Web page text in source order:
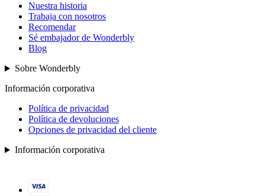
Nuestra historia
Trabaja con nosotros
Recomendar
Sé embajador de Wonderbly
Blog
Sobre Wonderbly
Información corporativa
Política de privacidad
Política de devoluciones
Opciones de privacidad del cliente
Información corporativa